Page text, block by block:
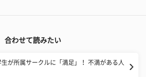
合わせて読みたい
が所属サークルに「満足」！ 不満がある人